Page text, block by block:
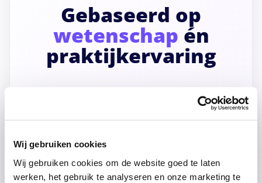
Wij gebruiken cookies
Wij gebruiken cookies om de website goed te laten
werken, het gebruik te analyseren en onze marketing te
Gebaseerd op
wetenschap én
praktijkervaring
psychologen, gedragswetenschappers en
professionals uit de Specialistische Jeugdhulp.
Geen algemene opvoedtips, maar inzichten en
van gezinnen.